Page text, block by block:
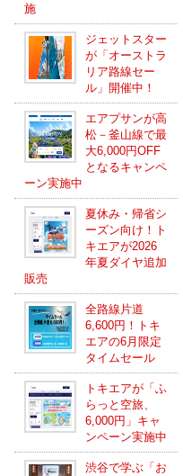
施
ジェットスター
が「オーストラ
リア路線セー
ル」開催中！
エアプサンが高
松－釜山線で最
大6,000円OFF
となるキャンペ
ーン実施中
夏休み・帰省シ
ーズン向け！ト
キエアが2026
年夏ダイヤ追加
販売
全路線片道
6,600円！トキ
エアの6月限定
タイムセール
トキエアが「ふ
らっと空旅、
6,000円」キャ
ンペーン実施中
渋谷で学ぶ「お